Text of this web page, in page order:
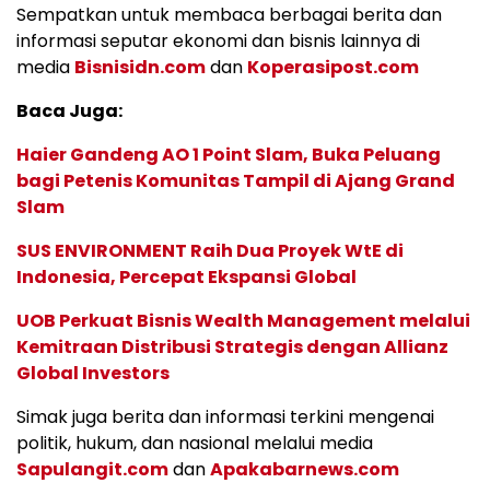
Sempatkan untuk membaca berbagai berita dan
informasi seputar ekonomi dan bisnis lainnya di
media Bisnisidn.comdan Koperasipost.com
Baca Juga:
Haier Gandeng AO 1 Point Slam, Buka Peluang
bagi Petenis Komunitas Tampil di Ajang Grand
Slam
SUS ENVIRONMENT Raih Dua Proyek WtE di
Indonesia, Percepat Ekspansi Global
UOB Perkuat Bisnis Wealth Management melalui
Kemitraan Distribusi Strategis dengan Allianz
Global Investors
Simak juga berita dan informasi terkini mengenai
politik, hukum, dan nasional melalui media
Sapulangit.comdanApakabarnews.com